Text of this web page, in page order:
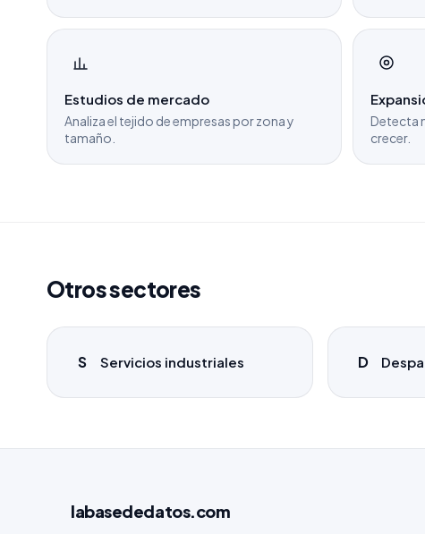
Estudios de mercado
Analiza el tejido de empresas por zona y
tamaño.
Detecta
crecer.
Otros sectores
S Servicios industriales D
labasededatos.com